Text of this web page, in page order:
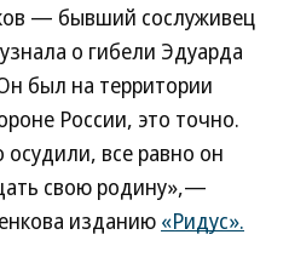
— бывший сослуживец
о гибели Эдуарда
был на территории
России, это точно.
все равно он
свою родину»,—
изданию «Ридус».